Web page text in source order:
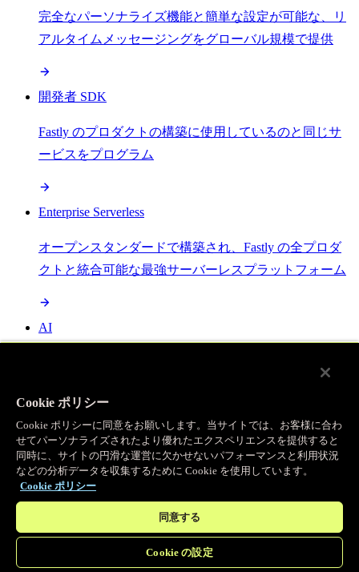
完全なパーソナライズ機能と簡単な設定が可能な、リ
アルタイムメッセージングをグローバル規模で提供
開発者 SDK
Fastly のプロダクトの構築に使用しているのと同じサ
ービスをプログラム
Enterprise Serverless
オープンスタンダードで構築され、Fastly の全プロダ
クトと統合可能な最強サーバーレスプラットフォーム
AI
Object Storage
送信量ゼロで大容量ファイルにエッジで直接アクセス
プログラマブルキャッシュ
Cookie ポリシー
Cookie ポリシーに同意をお願いします。当サイトでは、お客様に合わ
せてパーソナライズされたより優れたエクスペリエンスを提供すると
同時に、サイトの円滑な運営に欠かせないパフォーマンスと利用状況
などの分析データを収集するために Cookie を使用しています。
Cookie ポリシー
同意する
Cookie の設定